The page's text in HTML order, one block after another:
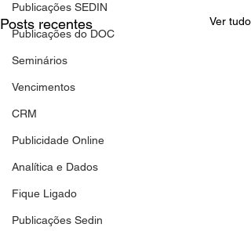
Publicações SEDIN
Publicações do DOC
Seminários
Vencimentos
CRM
Publicidade Online
Analítica e Dados
Fique Ligado
Publicações Sedin
Posts recentes Ver tudo